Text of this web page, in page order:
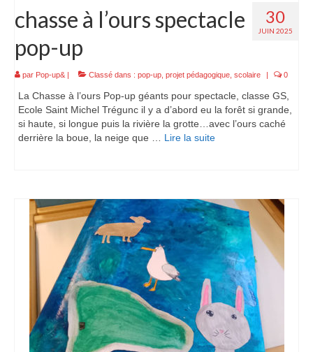
30
JUIN 2025
chasse à l’ours spectacle
pop-up
par Pop-up& | Classé dans : pop-up projet pédagogique scolaire | 0
La Chasse à l’ours Pop-up géants pour spectacle, classe GS,
Ecole Saint Michel Trégunc il y a d’abord eu la forêt si grande,
si haute, si longue puis la rivière la grotte…avec l’ours caché
derrière la boue, la neige que … Lire la suite­­